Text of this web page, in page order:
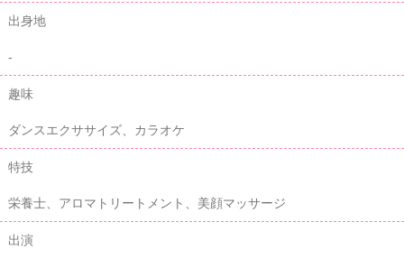
出身地
-
趣味
ダンスエクササイズ、カラオケ
特技
栄養士、アロマトリートメント、美顔マッサージ
出演